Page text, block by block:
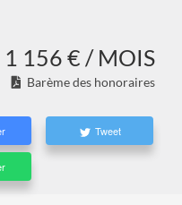
1 156 € / MOIS
Barème des honoraires
Tweet